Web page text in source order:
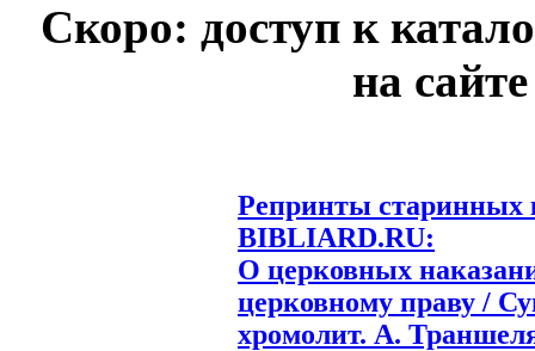
Скоро: доступ к
на
Репринты старинных
BIBLIARD.RU:
О церковных
церковному праву /
хромолит. А.